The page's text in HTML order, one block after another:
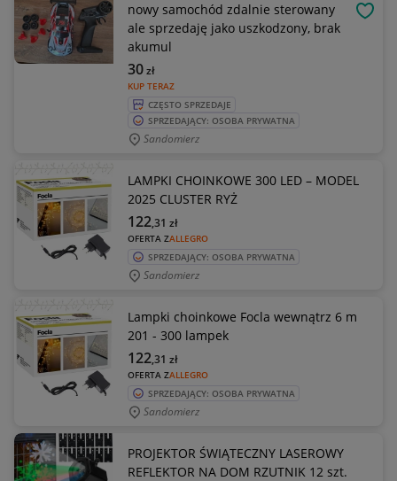
nowy samochód zdalnie sterowany
ale sprzedaję jako uszkodzony, brak
akumul
KUP TERAZ
30zł
CZĘSTO SPRZEDAJE
SPRZEDAJĄCY: OSOBA PRYWATNA
Sandomierz
LAMPKI CHOINKOWE 300 LED – MODEL
2025 CLUSTER RYŻ
OFERTA ZALLEGRO
122,31 zł
SPRZEDAJĄCY: OSOBA PRYWATNA
Sandomierz
Lampki choinkowe Focla wewnątrz 6 m
201 - 300 lampek
OFERTA ZALLEGRO
122,31 zł
SPRZEDAJĄCY: OSOBA PRYWATNA
Sandomierz
PROJEKTOR ŚWIĄTECZNY LASEROWY
REFLEKTOR NA DOM RZUTNIK 12 szt.